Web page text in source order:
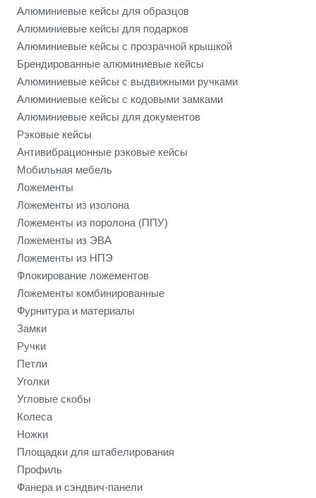
Алюминиевые кейсы для образцов
Алюминиевые кейсы для подарков
Алюминиевые кейсы с прозрачной крышкой
Брендированные алюминиевые кейсы
Алюминиевые кейсы с выдвижными ручками
Алюминиевые кейсы с кодовыми замками
Алюминиевые кейсы для документов
Рэковые кейсы
Антивибрационные рэковые кейсы
Мобильная мебель
Ложементы
Ложементы из изолона
Ложементы из поролона (ППУ)
Ложементы из ЭВА
Ложементы из НПЭ
Флокирование ложементов
Ложементы комбинированные
Фурнитура и материалы
Замки
Ручки
Петли
Уголки
Угловые скобы
Колеса
Ножки
Площадки для штабелирования
Профиль
Фанера и сэндвич-панели